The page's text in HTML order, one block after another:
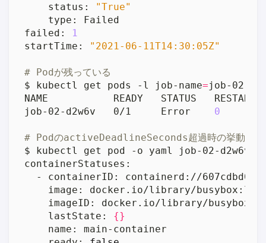
    status:
"True"
failed: 1
startTime: "2021-06-11T14:30:05Z"
# Podが残っている
$ kubectl get pods -l job-name=
job-02-d2w6v   0/1     Error 0
# PodのactiveDeadlineSeconds超過時の挙動をし
$ kubectl get pod -o yaml job-02-d2w6v
    lastState:
{}